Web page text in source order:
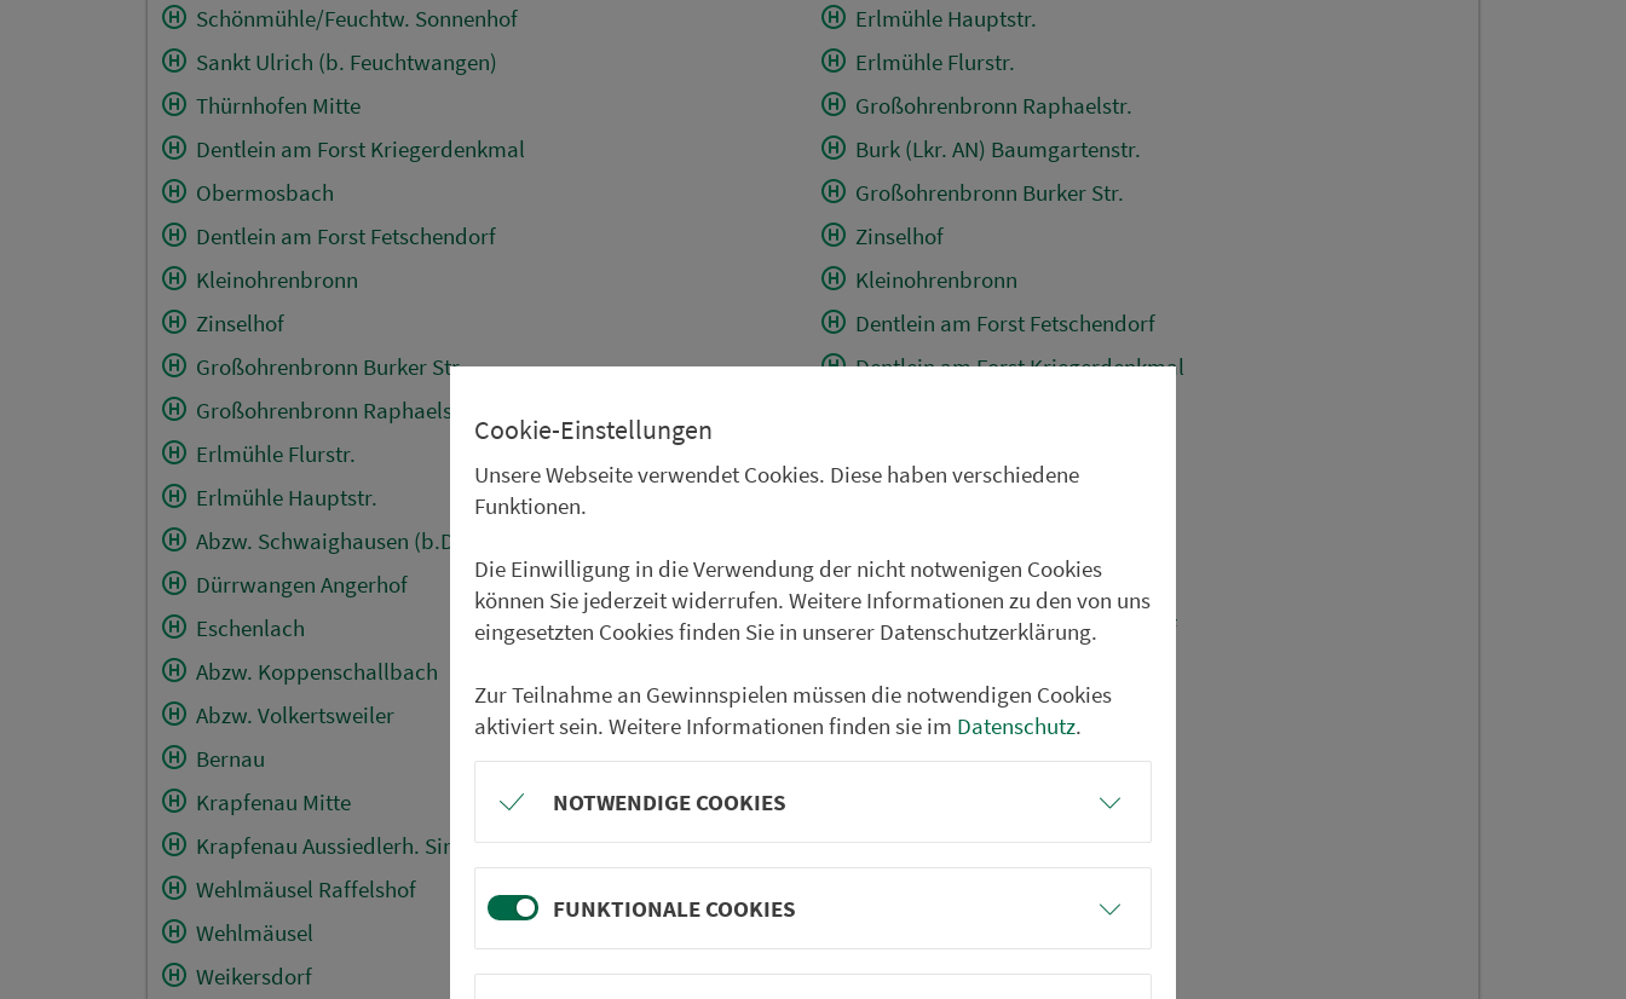
Schönmühle/Feuchtw. Sonnenhof
Sankt Ulrich (b. Feuchtwangen)
Thürnhofen Mitte
Dentlein am Forst Kriegerdenkmal
Obermosbach
Dentlein am Forst Fetschendorf
Kleinohrenbronn
Zinselhof
Großohrenbronn Burker Str.
Großohrenbronn Raphaelstr.
Erlmühle Flurstr.
Erlmühle Hauptstr.
Abzw. Schwaighausen (b.Dentl.)
Dürrwangen Angerhof
Eschenlach
Abzw. Koppenschallbach
Abzw. Volkertsweiler
Bernau
Krapfenau Mitte
Krapfenau Aussiedlerh. Sindel
Wehlmäusel Raffelshof
Wehlmäusel
Weikersdorf
Erlmühle Hauptstr.
Erlmühle Flurstr.
Großohrenbronn Raphaelstr.
Burk (Lkr. AN) Baumgartenstr.
Großohrenbronn Burker Str.
Zinselhof
Kleinohrenbronn
Dentlein am Forst Fetschendorf
Dentlein am Forst Kriegerdenkmal
Metzlesberg
Schönmühle/Feuchtw. Sonnenhof
Heilbronn
Krapfenau Mitte
Abzw. Volkertsweiler
Feuchtwangen Mooswiese
Cookie-Einstellungen
Unsere Webseite verwendet Cookies. Diese haben verschiedene
Funktionen.
Die Einwilligung in die Verwendung der nicht notwenigen Cookies
können Sie jederzeit widerrufen. Weitere Informationen zu den von uns
eingesetzten Cookies finden Sie in unserer Datenschutzerklärung.
Zur Teilnahme an Gewinnspielen müssen die notwendigen Cookies
aktiviert sein. Weitere Informationen finden sie im Datenschutz.
NOTWENDIGE COOKIES
FUNKTIONALE COOKIES